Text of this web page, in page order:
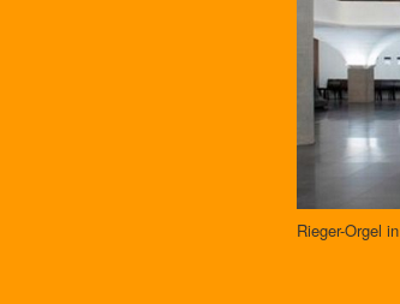
Rieger-Orgel